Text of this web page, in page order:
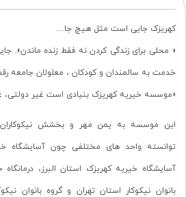
کهریزک جایی است مثل هیچ جا…
« محلی برای زندگی کردن نه فقط زنده ماندن».
خدمت به سالمندان و کودکان ، معلولان جامعه
«موسسه خیریه کهریزک بنیادی است غیر دولتی،
این موسسه به یمن مهر و بخشش
توانسته واحد های مختلفی چون آسایشگاه
آسایشگاه خیریه کهریزک استان البرز،
بانوان نیکوکار استان تهران و گروه بانوان